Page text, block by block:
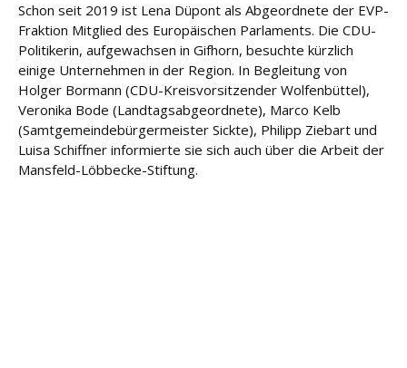
L
e
s
t
u
n
g
e
Schon seit 2019 ist Lena Düpont als Abgeordnete der EVP-
Fraktion Mitglied des Europäischen Parlaments. Die CDU-
Politikerin, aufgewachsen in Gifhorn, besuchte kürzlich
einige Unternehmen in der Region. In Begleitung von
Holger Bormann (CDU-Kreisvorsitzender Wolfenbüttel),
Veronika Bode (Landtagsabgeordnete), Marco Kelb
(Samtgemeindebürgermeister Sickte), Philipp Ziebart und
Luisa Schiffner informierte sie sich auch über die Arbeit der
Mansfeld-Löbbecke-Stiftung.